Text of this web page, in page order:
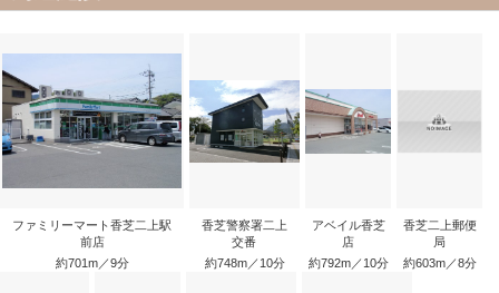
ファミリーマート香芝二上駅
前店
約701m／9分
香芝警察署二上
交番
約748m／10分
アベイル香芝
店
約792m／10分
香芝二上郵便
局
約603m／8分